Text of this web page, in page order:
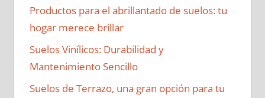
Productos para el abrillantado de suelos: tu
hogar merece brillar
Suelos Vinílicos: Durabilidad y
Mantenimiento Sencillo
Suelos de Terrazo, una gran opción para tu